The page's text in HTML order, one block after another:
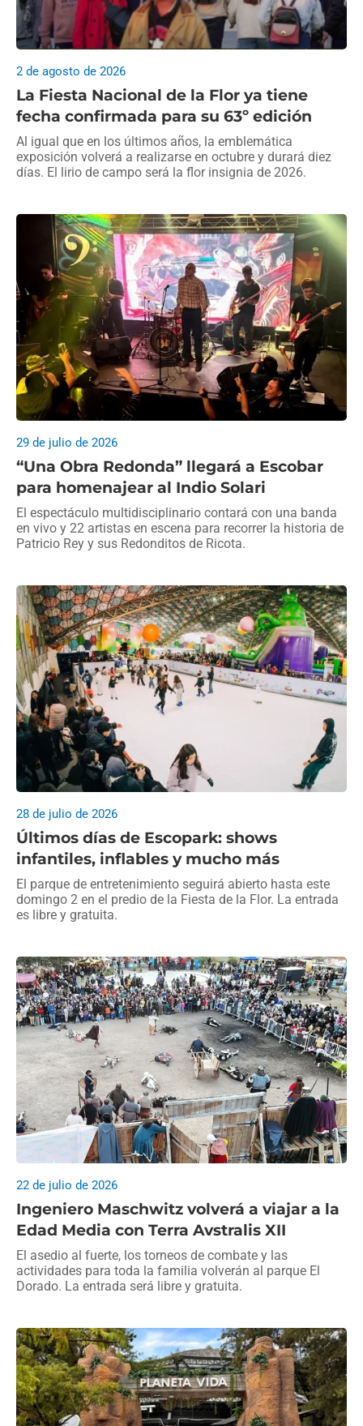
La Fiesta Nacional de la Flor ya tiene
fecha confirmada para su 63º edición
2 de agosto de 2026
Al igual que en los últimos años, la emblemática
exposición volverá a realizarse en octubre y durará diez
días. El lirio de campo será la flor insignia de 2026.
“Una Obra Redonda” llegará a Escobar
para homenajear al Indio Solari
29 de julio de 2026
El espectáculo multidisciplinario contará con una banda
en vivo y 22 artistas en escena para recorrer la historia de
Patricio Rey y sus Redonditos de Ricota.
Últimos días de Escopark: shows
infantiles, inflables y mucho más
28 de julio de 2026
El parque de entretenimiento seguirá abierto hasta este
domingo 2 en el predio de la Fiesta de la Flor. La entrada
es libre y gratuita.
Ingeniero Maschwitz volverá a viajar a la
Edad Media con Terra Avstralis XII
22 de julio de 2026
El asedio al fuerte, los torneos de combate y las
actividades para toda la familia volverán al parque El
Dorado. La entrada será libre y gratuita.